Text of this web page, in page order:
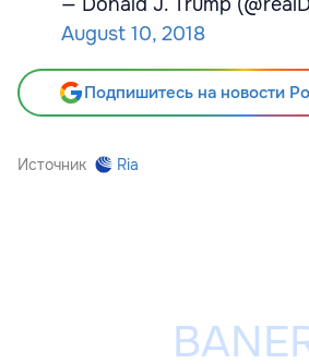
August 10, 2018
Подпишитесь на новости
Источник Ria